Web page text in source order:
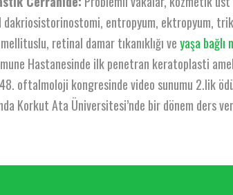
entropyum, ektropyum,
retinal damar tıkanıklığı veyaşa bağlı
Hastanesinde ilk penetran keratoplasti
48. oftalmoloji kongresinde video sunumu 2.lik
Korkut Ata Üniversitesi’nde bir dönem ders